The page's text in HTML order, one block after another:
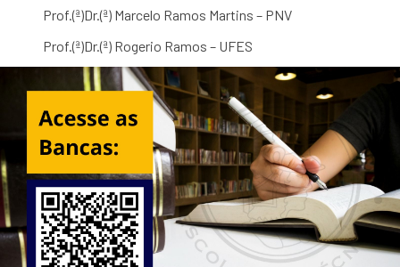
Prof.(ª)Dr.(ª) Marcelo Ramos Martins – PNV
Prof.(ª)Dr.(ª) Rogerio Ramos – UFES